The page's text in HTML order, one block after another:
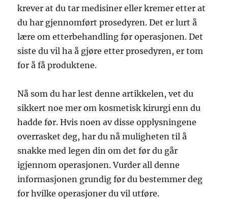
krever at du tar medisiner eller kremer etter at
du har gjennomført prosedyren. Det er lurt å
lære om etterbehandling før operasjonen. Det
siste du vil ha å gjøre etter prosedyren, er tom
for å få produktene.
Nå som du har lest denne artikkelen, vet du
sikkert noe mer om kosmetisk kirurgi enn du
hadde før. Hvis noen av disse opplysningene
overrasket deg, har du nå muligheten til å
snakke med legen din om det før du går
igjennom operasjonen. Vurder all denne
informasjonen grundig før du bestemmer deg
for hvilke operasjoner du vil utføre.